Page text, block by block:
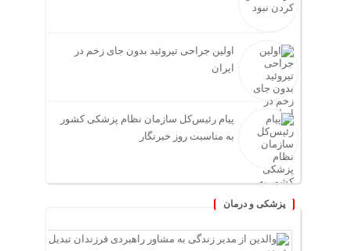
اولین جراحی تیروئید بدون جای زخم در
ایران
پیام رئیس‌کل سازمان نظام پزشکی کشور
به مناسبت روز خبرنگار
پزشکی و درمان